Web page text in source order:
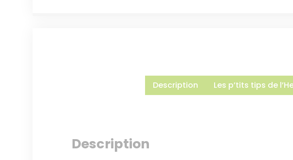
Description Les p’tits tips de
Description